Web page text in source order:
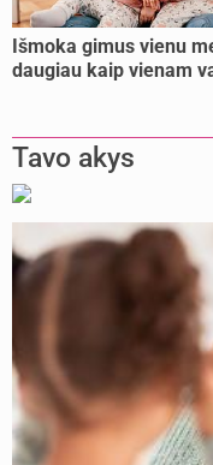
Išmoka gimus vienu
daugiau kaip vienam
Tavo akys